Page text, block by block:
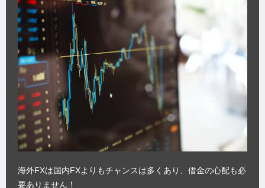
海外FXは国内FXよりもチャンスは多くあり、借金の心配も必
要ありません！